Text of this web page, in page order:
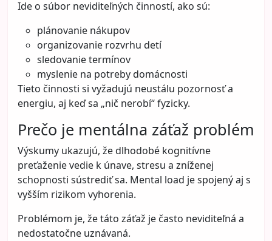
Ide o súbor neviditeľných činností, ako sú:
plánovanie nákupov
organizovanie rozvrhu detí
sledovanie termínov
myslenie na potreby domácnosti
Tieto činnosti si vyžadujú neustálu pozornosť a
energiu, aj keď sa „nič nerobí“ fyzicky.
Prečo je mentálna záťaž problém
Výskumy ukazujú, že dlhodobé kognitívne
preťaženie vedie k únave, stresu a zníženej
schopnosti sústrediť sa. Mental load je spojený aj s
vyšším rizikom vyhorenia.
Problémom je, že táto záťaž je často neviditeľná a
nedostatočne uznávaná.